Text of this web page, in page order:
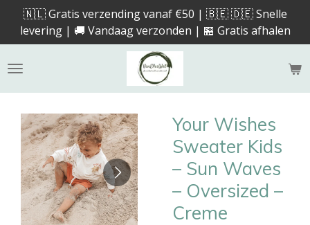
direct
naar
de
🇳🇱 Gratis verzending vanaf €50 | 🇧🇪 🇩🇪 Snelle
levering | 🚚 Vandaag verzonden | 🏪 Gratis afhalen
Your Wishes
Sweater Kids
– Sun Waves
– Oversized –
Creme